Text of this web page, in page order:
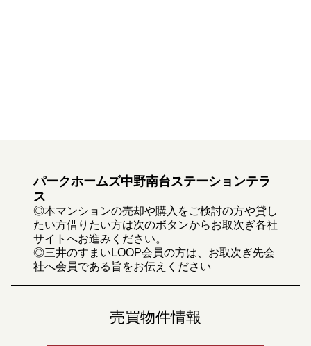
パークホームズ中野南台ステーションテラ
ス
◎本マンションの売却や購入をご検討の方や貸し
たい方借りたい方は次のボタンからお取次ぎ各社
サイトへお進みください。
◎三井のすまいLOOP会員の方は、お取次ぎ先会
社へ会員である旨をお伝えください
売買物件情報